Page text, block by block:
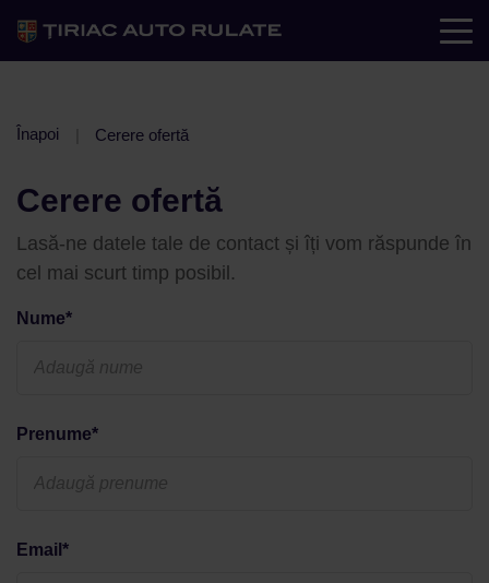
Înapoi Cerere ofertă
Cerere ofertă
Lasă-ne datele tale de contact și îți vom răspunde în
cel mai scurt timp posibil.
Nume*
Prenume*
Email*